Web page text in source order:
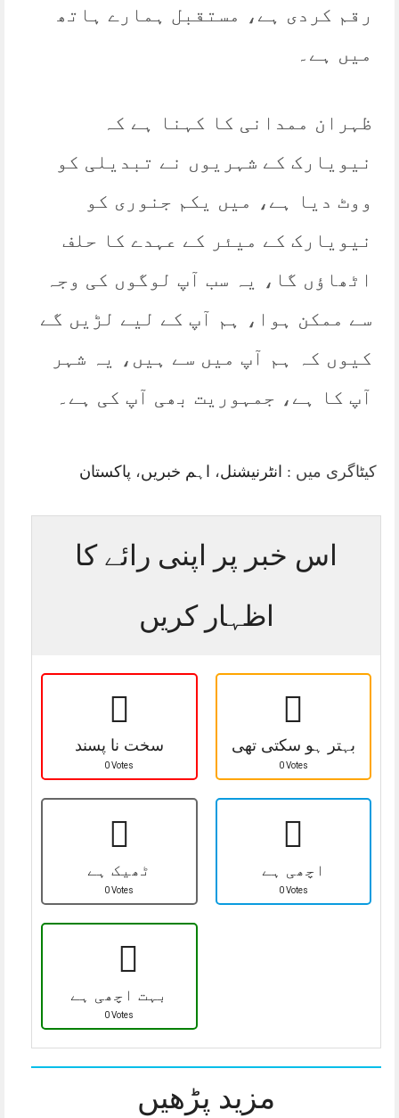
رقم کردی ہے، مستقبل ہمارے ہاتھ
میں ہے۔
ظہران ممدانی کا کہنا ہے کہ
نیویارک کے شہریوں نے تبدیلی کو
ووٹ دیا ہے، میں یکم جنوری کو
نیویارک کے میئر کے عہدے کا حلف
اٹھاؤں گا، یہ سب آپ لوگوں کی وجہ
سے ممکن ہوا، ہم آپ کے لیے لڑیں گے
کیوں کہ ہم آپ میں سے ہیں، یہ شہر
آپ کا ہے، جمہوریت بھی آپ کی ہے۔
کیٹاگری میں : انٹرنیشنل، اہم خبریں، پاکستان
اس خبر پر اپنی رائے کا
اظہار کریں
سخت نا پسند
0 Votes
بہتر ہو سکتی تھی
0 Votes
ٹھیک ہے
0 Votes
اچھی ہے
0 Votes
بہت اچھی ہے
0 Votes
مزید پڑھیں